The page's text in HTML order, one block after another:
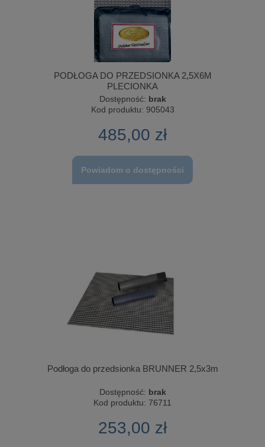
PODŁOGA DO PRZEDSIONKA 2,5X6M
PLECIONKA
Dostępność: brak
Kod produktu: 905043
485,00 zł
Powiadom o dostępności
Podłoga do przedsionka BRUNNER 2,5x3m
Dostępność: brak
Kod produktu: 76711
253,00 zł